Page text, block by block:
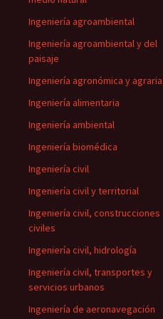
Ingeniería agroambiental
Ingeniería agroambiental y del
paisaje
Ingeniería agronómica y agraria
Ingeniería alimentaria
Ingeniería ambiental
Ingeniería biomédica
Ingeniería civil
Ingeniería civil y territorial
Ingeniería civil, construcciones
civiles
Ingeniería civil, hidrología
Ingeniería civil, transportes y
servicios urbanos
Ingeniería de aeronavegación